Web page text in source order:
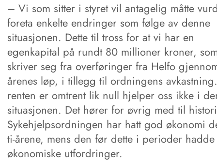
– Vi som sitter i styret vil antagelig måtte
foreta enkelte endringer som følge av denne
situasjonen. Dette til tross for at vi har en
egenkapital på rundt 80 millioner kroner,
skriver seg fra overføringer fra Helfo
årenes løp, i tillegg til ordningens
renten er omtrent lik null hjelper oss ikke i
situasjonen. Det hører for øvrig med til
Sykehjelpsordningen har hatt god økonomi
ti-årene, mens den før dette i perioder
økonomiske utfordringer.